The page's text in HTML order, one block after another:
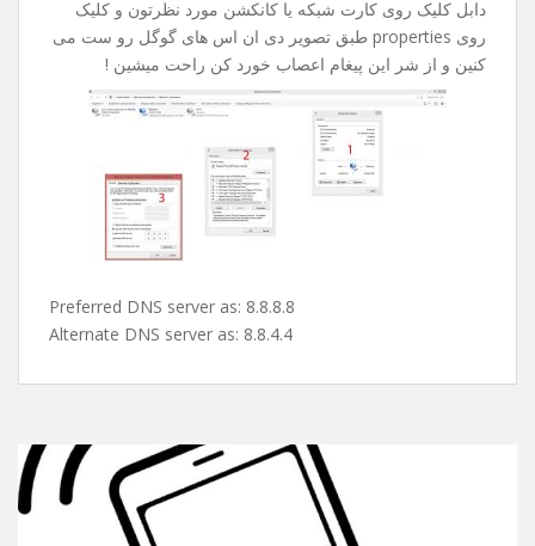
پس از این مرحله صفحه ی کارت شبکه ها باز میشه و شما با
دابل کلیک روی کارت شبکه یا کانکشن مورد نظرتون و کلیک
روی properties طبق تصویر دی ان اس های گوگل رو ست می
کنین و از شر این پیغام اعصاب خورد کن راحت میشین !
Preferred DNS server as: 8.8.8.8
Alternate DNS server as: 8.8.4.4